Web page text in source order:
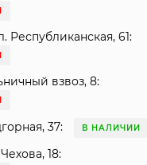
Республиканская, 61:
взвоз, 8:
37: В НАЛИЧИИ
18: